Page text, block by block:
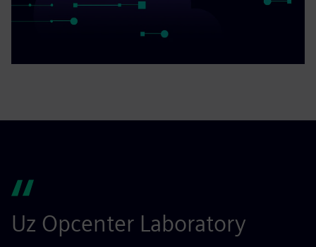
Uz Opcenter Laboratory